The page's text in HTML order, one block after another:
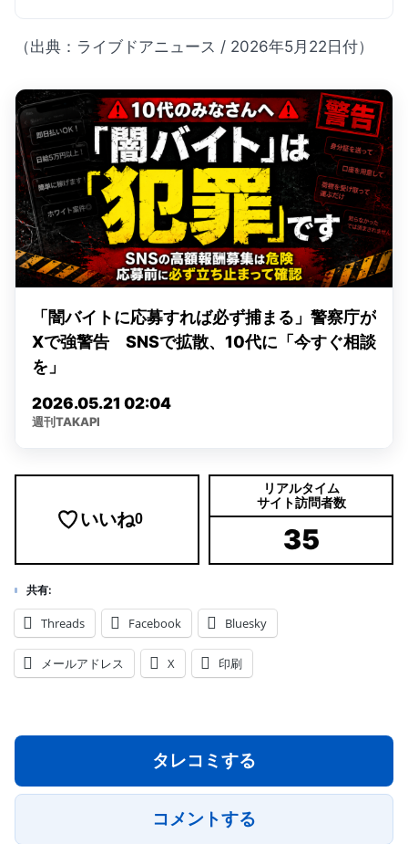
（出典：ライブドアニュース / 2026年5月22日付）
いいね0
リアルタイム
サイト訪問者数
35
共有:
Threads Facebook Bluesky
メールアドレス X 印刷
タレコミする
コメントする